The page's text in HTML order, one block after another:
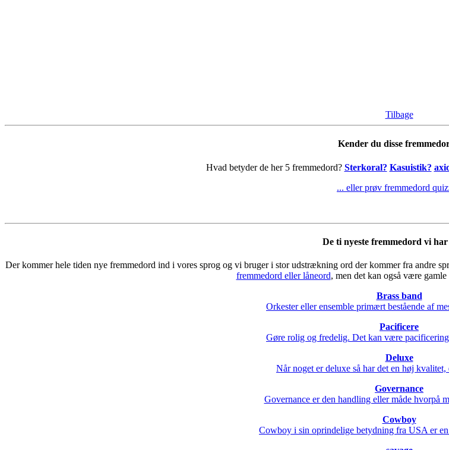
Tilbage
Kender du disse
Hvad betyder de her 5 fremmedord? Sterkoral? Kasuistik?
... eller prøv fremmedord
De ti nyeste fremmedord vi
Der kommer hele tiden nye fremmedord ind i vores sprog og vi bruger i stor udstrækning ord der kommer fra andre
fremmedord eller låneord, men det kan også være
Brass band
Orkester eller ensemble primært bestående af
Pacificere
Gøre rolig og fredelig. Det kan være pacificering
Deluxe
Når noget er deluxe så har det en høj kvalitet,
Governance
Governance er den handling eller måde hvorpå
Cowboy
Cowboy i sin oprindelige betydning fra USA er